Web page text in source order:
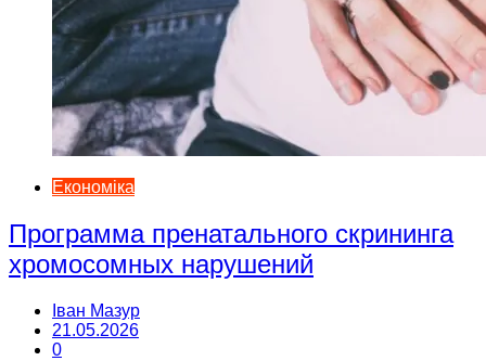
Економіка
Программа пренатального скрининга
хромосомных нарушений
Іван Мазур
21.05.2026
0